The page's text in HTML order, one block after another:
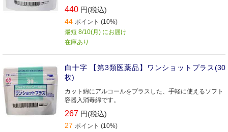
440 円(税込)
44 ポイント (10%)
最短 8/10(月) にお届け
在庫あり
白十字 【第3類医薬品】ワンショットプラス(30
枚)
カット綿にアルコールをプラスした、手軽に使えるソフト
容器入消毒綿です。
267 円(税込)
27 ポイント (10%)